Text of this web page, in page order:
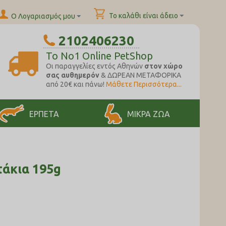
Το καλάθι είναι άδειο
Ο Λογαριασμός μου
2102406230
To No1 Online PetShop
Oι παραγγελίες εντός Αθηνών στον χώρο
σας αυθημερόν& ΔΩΡΕΑΝ ΜΕΤΑΦΟΡΙΚΑ
από 20€ και πάνω! Μάθετε Περισσότερα...
ΕΡΠΕΤΑ ΜΙΚΡΑ ΖΩΑ
195g